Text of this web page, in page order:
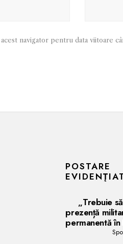
navigator pentru data viitoare
POSTARE
„Trebuie
prezență
permanentă în